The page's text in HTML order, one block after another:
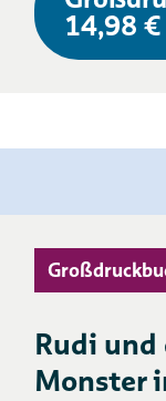
14,98 €
Rudi und
Monster